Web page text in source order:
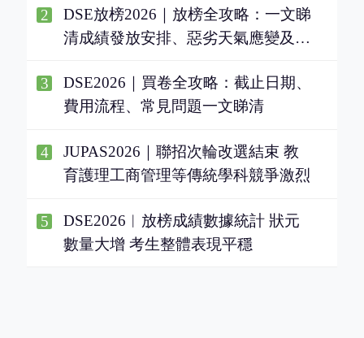
2
DSE放榜2026｜放榜全攻略：一文睇
清成績發放安排、惡劣天氣應變及重
3
DSE2026｜買卷全攻略：截止日期、
費用流程、常見問題一文睇清
4
JUPAS2026｜聯招次輪改選結束 教
育護理工商管理等傳統學科競爭激烈
5
DSE2026︱放榜成績數據統計 狀元
數量大增 考生整體表現平穩